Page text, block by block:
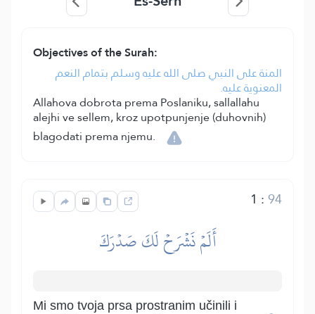
Objectives of the Surah:
المنة على النبي صلى الله عليه وسلم بتمام النعم
المعنوية عليه.
Allahova dobrota prema Poslaniku, sallallahu
alejhi ve sellem, kroz upotpunjenje (duhovnih)
blagodati prema njemu.
1 :94
أَلَمۡ نَشۡرَحۡ لَكَ صَدۡرَكَ
Mi smo tvoja prsa prostranim učinili i